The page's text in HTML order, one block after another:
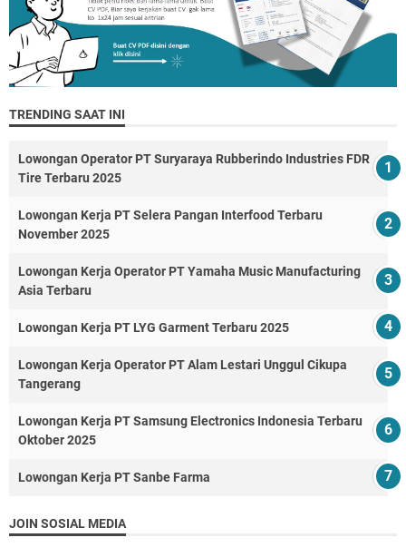
TRENDING SAAT INI
Lowongan Operator PT Suryaraya Rubberindo Industries FDR
Tire Terbaru 2025
Lowongan Kerja PT Selera Pangan Interfood Terbaru
November 2025
Lowongan Kerja Operator PT Yamaha Music Manufacturing
Asia Terbaru
Lowongan Kerja PT LYG Garment Terbaru 2025
Lowongan Kerja Operator PT Alam Lestari Unggul Cikupa
Tangerang
Lowongan Kerja PT Samsung Electronics Indonesia Terbaru
Oktober 2025
Lowongan Kerja PT Sanbe Farma
JOIN SOSIAL MEDIA